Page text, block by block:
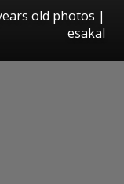
old photos |
esakal